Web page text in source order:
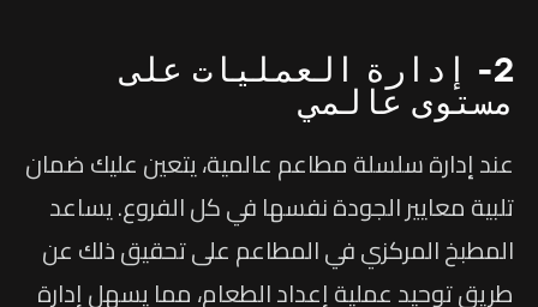
2- إدارة العمليات على
مستوى عالمي
عند إدارة سلسلة مطاعم عالمية، يتعين عليك ضمان
تلبية معايير الجودة نفسها في كل الفروع. يساعد
المطبخ المركزي في المطاعم على تحقيق ذلك عن
طريق توحيد عملية إعداد الطعام، مما يسهل إدارة